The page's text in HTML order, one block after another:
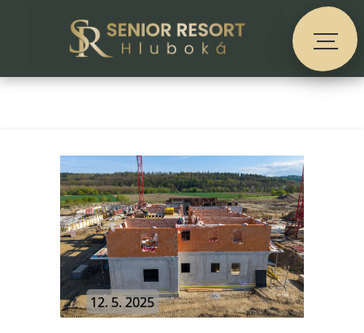
12. 5. 2025